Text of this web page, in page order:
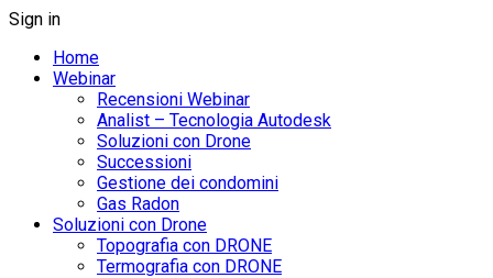
Sign in
Home
Webinar
Recensioni Webinar
Analist – Tecnologia Autodesk
Soluzioni con Drone
Successioni
Gestione dei condomini
Gas Radon
Soluzioni con Drone
Topografia con DRONE
Termografia con DRONE